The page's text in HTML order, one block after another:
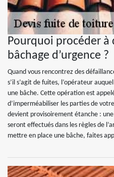
Pourquoi procéder à
bâchage d’urgence ?
Quand vous rencontrez des
s’il s’agit de fuites, l’opérateur
une bâche. Cette opération est
d’imperméabiliser les parties de
devient provisoirement étanche :
seront effectués dans les règles de
mettre en place une bâche, faites